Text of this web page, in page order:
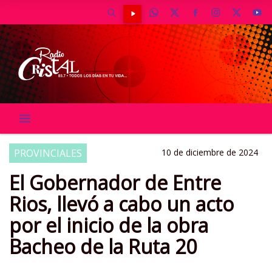
PROVINCIALES 10 de diciembre de 2024
El Gobernador de Entre
Rios, llevó a cabo un acto
por el inicio de la obra
Bacheo de la Ruta 20